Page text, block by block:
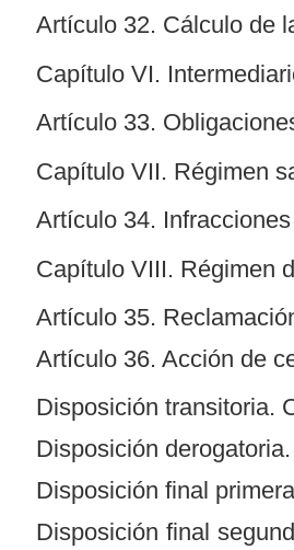
Artículo 32. Cálculo de
Capítulo VI.
Artículo 33.
Capítulo VII. Régimen
Artículo 34.
Capítulo VIII. Régimen
Artículo 35.
Artículo 36. Acción de
Disposición transitoria.
Disposición derogatoria.
Disposición final
Disposición final